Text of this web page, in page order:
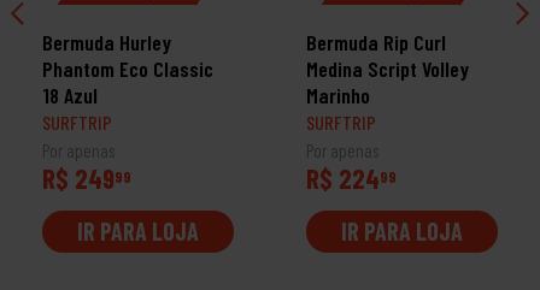
Bermuda Hurley
Phantom Eco Classic
18 Azul
SURFTRIP
Por apenas
R$ 24999
IR PARA LOJA
Bermuda Rip Curl
Medina Script Volley
Marinho
SURFTRIP
Por apenas
R$ 22499
IR PARA LOJA